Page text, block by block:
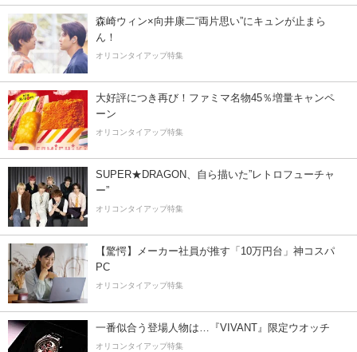
森崎ウィン×向井康二“両片思い”にキュンが止まら
ん！
オリコンタイアップ特集
大好評につき再び！ファミマ名物45％増量キャンペ
ーン
オリコンタイアップ特集
SUPER★DRAGON、自ら描いた”レトロフューチャ
ー”
オリコンタイアップ特集
【驚愕】メーカー社員が推す「10万円台」神コスパ
PC
オリコンタイアップ特集
一番似合う登場人物は…『VIVANT』限定ウオッチ
オリコンタイアップ特集